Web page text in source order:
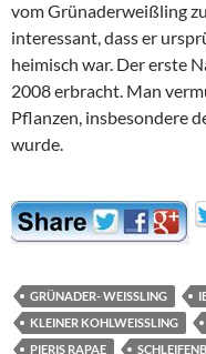
vom Grünaderweißling
interessant, dass er
heimisch war. Der erste
2008 erbracht. Man
Pflanzen, insbesondere
wurde.
GRÜNADER- WEISSLING
KLEINER KOHLWEISSLING
PIERIS RAPAE